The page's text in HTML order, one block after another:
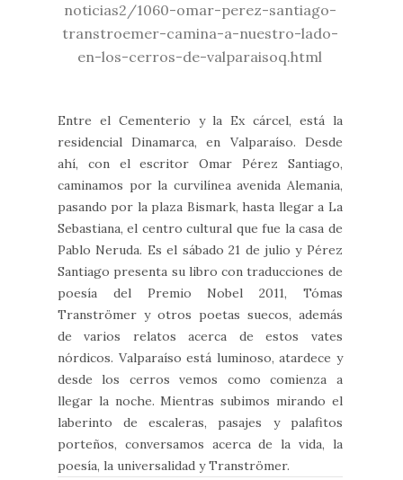
noticias2/1060-omar-perez-santiago-
transtroemer-camina-a-nuestro-lado-
en-los-cerros-de-valparaisoq.html
Entre el Cementerio y la Ex cárcel, está la
residencial Dinamarca, en Valparaíso. Desde
ahí, con el escritor Omar Pérez Santiago,
caminamos por la curvilínea avenida Alemania,
pasando por la plaza Bismark, hasta llegar a La
Sebastiana, el centro cultural que fue la casa de
Pablo Neruda. Es el sábado 21 de julio y Pérez
Santiago presenta su libro con traducciones de
poesía del Premio Nobel 2011, Tómas
Tranströmer y otros poetas suecos, además
de varios relatos acerca de estos vates
nórdicos. Valparaíso está luminoso, atardece y
desde los cerros vemos como comienza a
llegar la noche. Mientras subimos mirando el
laberinto de escaleras, pasajes y palafitos
porteños, conversamos acerca de la vida, la
poesía, la universalidad y Tranströmer.